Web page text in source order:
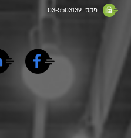
פקס: 03-5503139